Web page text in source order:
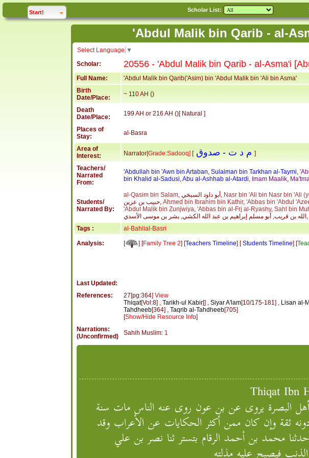
Start!click to Scholar List:
Select Language ▼
Scholar:
20556 - 'Abdul Malik bin Qarib - al-Asma'i
Full Name:
'Abdul Malik bin Qarib('Asim) bin 'Abdul Malik bin 'Ali bin Asma'
Birth
Date/Place:
~ 110 AH ()
Death
Date/Place:
199 AH or 216 AH ()[ Natural ]
Places of
Stay:
al-Basra
Area of
Interest:
Narrator[Grade:Sadooq] [ م د ت ]
Teachers/
Narrated
From:
'Abdullah bin 'Awn bin Artaban, Sulaiman bin Tarkhan al-Taymi,
bin Khalid al-Sadusi,Abu al-Ashhab al-Atardi, Imam Maalik,
Students/
Narrated By:
al-Qasim bin Salam , أبو داود السبخي, Nasr bin 'Ali bin Nasr bin 'Ali
حبيب بن عرين, Ahmed bin Ibrahim bin Kathir, 'Abbas bin 'Abdul
'Abdul Malik bin Zunjwiya, 'Abbas bin al-Frj al-Ryashy, Sahl bin
الله بن قريب, أبو مسلم إبراهيم بن عبد الله الكشي, بشر بن موسى الأسدي,
Tags :
al-Bahlial-Basri
Analysis: [ ] [Family Tree 2] [Teachers Timeline] [Students Timeline] [
Last Updated:
References:
27[pg:364] View
Thiqat[Vol:8] , Tarikh-ul Kabir[] , Siyar A'lam[10/175-181] , Lisan al-
Tahdheeb[364] , Taqrib al-Tahdheeb[705]
[Show/Hide Resource Info]
Narrations:
(Unconfirmed)
Sahih Muslim: 1
البصرة يروى عن بن عون روى عنه الناس مات سنة
ثقة وإن كان ممن أكثر الحكايات عن الأعراب وقد
محمد بن أحمد الرقام بتستر ثنا نصر بن علي
فيصبح عليه مذلته